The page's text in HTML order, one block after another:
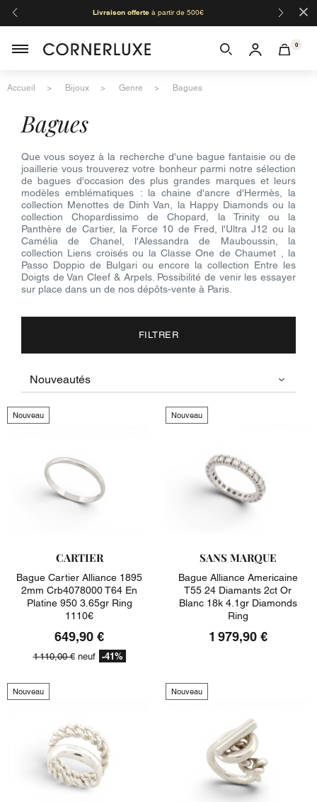
Livraison offerteà partir de 500€ ×
0
Accueil Bijoux Genre Bagues
bagues
Que vous soyez à la recherche d'une bague fantaisie ou de
joaillerie vous trouverez votre bonheur parmi notre sélection
de bagues d'occasion des plus grandes marques et leurs
modèles emblématiques : la chaine d'ancre d'Hermès, la
collection Menottes de Dinh Van, la Happy Diamonds ou la
collection Chopardissimo de Chopard, la Trinity ou la
Panthère de Cartier, la Force 10 de Fred, l'Ultra J12 ou la
Camélia de Chanel, l'Alessandra de Mauboussin, la
collection Liens croisés ou la Classe One de Chaumet , la
Passo Doppio de Bulgari ou encore la collection Entre les
Doigts de Van Cleef & Arpels. Possibilité de venir les essayer
sur place dans un de nos dépôts-vente à Paris.
FILTRER
Nouveau
CARTIER
Bague Cartier Alliance 1895
2mm Crb4078000 T64 En
Platine 950 3.65gr Ring
1110€
649,90 €
1 110,00 €neuf -41%
Nouveau
SANS MARQUE
Bague Alliance Americaine
T55 24 Diamants 2ct Or
Blanc 18k 4.1gr Diamonds
Ring
1 979,90 €
Nouveau Nouveau